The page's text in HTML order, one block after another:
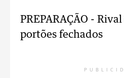
PREPARAÇÃO - Rival
portões fechados